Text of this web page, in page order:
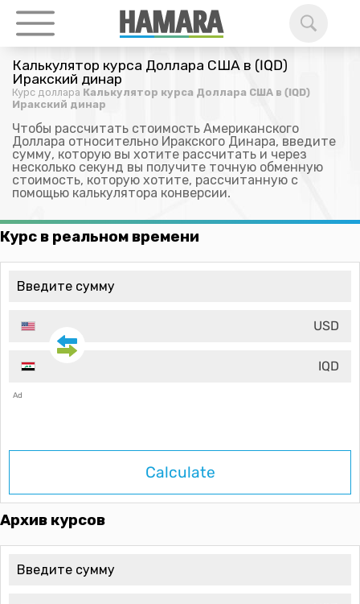
Калькулятор курса Доллара США в (IQD)
Иракский динар
Курс доллара Калькулятор курса Доллара США в (IQD)
Иракский динар
Чтобы рассчитать стоимость Американского
Доллара относительно Иракского Динара, введите
сумму, которую вы хотите рассчитать и через
несколько секунд вы получите точную обменную
стоимость, которую хотите, рассчитанную с
помощью калькулятора конверсии.
Курс в реальном времени
USD
IQD
Ad
Calculate
Архив курсов